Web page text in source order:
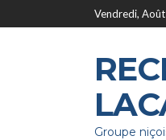
Vendredi,
Groupe